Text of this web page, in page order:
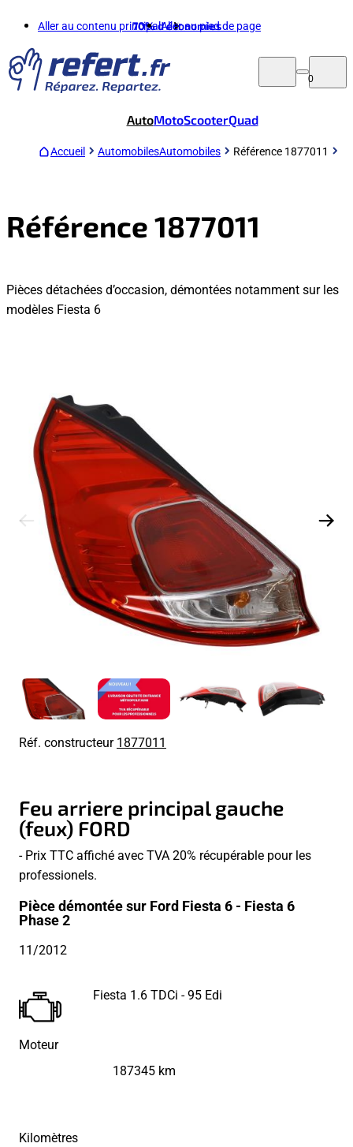
Aller au contenu principalAller au pied de page
70%d'économies
0
AutoMotoScooterQuad
Accueil AutomobilesAutomobiles Référence 1877011
Référence 1877011
Pièces détachées d’occasion, démontées notamment sur les
modèles Fiesta 6
Réf. constructeur1877011
Feu arriere principal gauche
(feux) FORD
- Prix TTC affiché avec TVA 20% récupérable pour les
professionels.
Pièce démontée sur Ford Fiesta 6 - Fiesta 6
Phase 2
11/2012
Moteur
Fiesta 1.6 TDCi - 95 Edi
Kilomètres
187345 km